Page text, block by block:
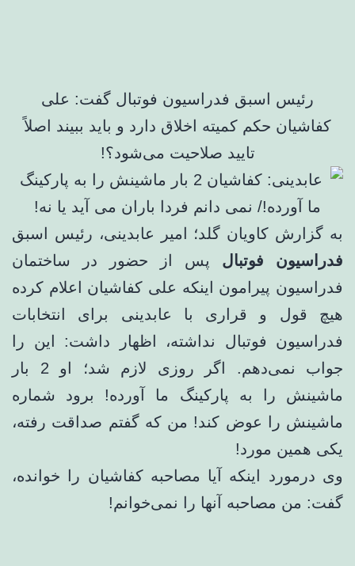
رئیس اسبق فدراسیون فوتبال گفت: علی
کفاشیان حکم کمیته اخلاق دارد و باید ببیند اصلاً
تایید صلاحیت می‌شود؟!
به گزارش کاویان گلد؛ امیر عابدینی، رئیس اسبق
فدراسیون فوتبال پس از حضور در ساختمان
فدراسیون پیرامون اینکه علی کفاشیان اعلام کرده
هیچ قول و قراری با عابدینی برای انتخابات
فدراسیون فوتبال نداشته، اظهار داشت: این را
جواب نمی‌دهم. اگر روزی لازم شد؛ او 2 بار
ماشینش را به پارکینگ ما آورده! برود شماره
ماشینش را عوض کند! من که گفتم صداقت رفته،
یکی همین مورد!
وی درمورد اینکه آیا مصاحبه کفاشیان را خوانده،
گفت: من مصاحبه آنها را نمی‌خوانم!